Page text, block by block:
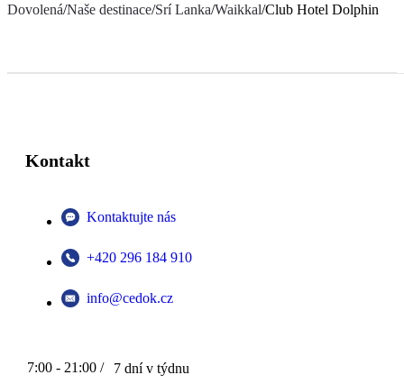
Dovolená/Naše destinace/Srí Lanka/Waikkal/Club Hotel Dolphin
Kontakt
Kontaktujte nás
+420 296 184 910
info@cedok.cz
7:00 - 21:00 / 7 dní v týdnu